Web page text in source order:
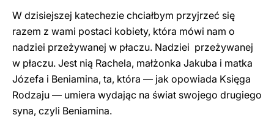
W dzisiejszej katechezie chciałbym przyjrzeć się
razem z wami postaci kobiety, która mówi nam o
nadziei przeżywanej w płaczu. Nadziei przeżywanej
w płaczu. Jest nią Rachela, małżonka Jakuba i matka
Józefa i Beniamina, ta, która — jak opowiada Księga
Rodzaju — umiera wydając na świat swojego drugiego
syna, czyli Beniamina.